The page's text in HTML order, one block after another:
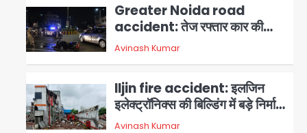
3
Greater Noida road
accident: तेज रफ्तार कार की
टक्कर से बाइक सवार दो युवकों की
मौत, परिवारों में मातम
Avinash Kumar
4
Iljin fire accident: इलजिन
इलेक्ट्रॉनिक्स की बिल्डिंग में बड़े निर्माण
दोष, कंक्रीट बीम तिरछा; पीडब्ल्यूडी
Avinash Kumar